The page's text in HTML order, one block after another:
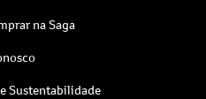
na Saga
Sustentabilidade